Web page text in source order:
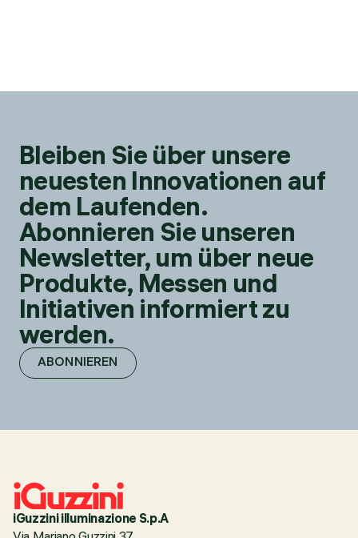
Bleiben Sie über unsere
neuesten Innovationen auf
dem Laufenden.
Abonnieren Sie unseren
Newsletter, um über neue
Produkte, Messen und
Initiativen informiert zu
werden.
ABONNIEREN
iGuzzini illuminazione S.p.A